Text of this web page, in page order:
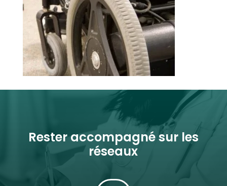
Rester accompagné sur les
réseaux